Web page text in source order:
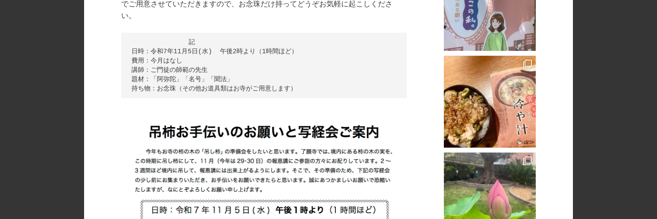
でご用意させていただきますので、お念珠だけ持ってどうぞお気軽に起こしくださ
い。
記
日時：令和7年11月5日(水)  午後2時より（1時間ほど）
費用：今月はなし
講師：ご門徒の師範の先生
題材：「阿弥陀」「名号」「聞法」